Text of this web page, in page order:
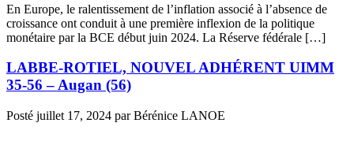
En Europe, le ralentissement de l’inflation associé à l’absence de
croissance ont conduit à une première inflexion de la politique
monétaire par la BCE début juin 2024. La Réserve fédérale […]
LABBE-ROTIEL, NOUVEL ADHÉRENT UIMM
35-56 – Augan (56)
Posté juillet 17, 2024 par Bérénice LANOE